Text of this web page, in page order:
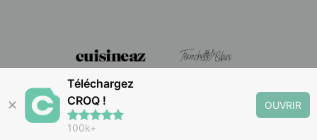
✕
Téléchargez
CROQ !
100k+
OUVRIR